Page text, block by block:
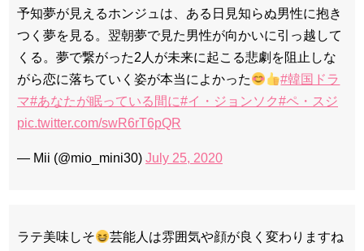
予知夢が見えるホンジュは、ある日見知らぬ男性に抱き
つく夢を見る。翌朝夢で見た男性が向かいに引っ越して
くる。夢で繋がった2人が未来に起こる悲劇を阻止しな
がら恋に落ちていく姿が本当によかった
#韓国ドラ
マ#あなたが眠っている間に#イ・ジョンソク#ペ・スジ
pic.twitter.com/swR6rT6pQR
— Mii (@mio_mini30) July 25, 2020
ラテ美味しそ
芸能人は雰囲気や顔が良く変わりますね